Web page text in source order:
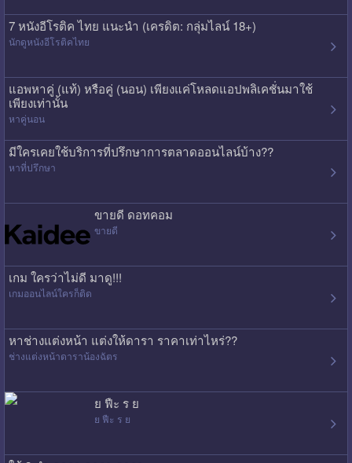
7 หนังอีโรติค ไทย แนะนำ (เครดิต: กลุ่มไลน์ 18+)
นักดูหนังอีโรติคไทย
แอพหาคู่ (แท้) หรือคู่ (นอน) เพียงแค่โหลดแอปพลิเคชั่นมาใช้
เพียงเท่านั้น
หาคู่นอน
มีใครเคยใช้บริการที่ปรึกษาการตลาดออนไลน์บ้าง??
หาที่ปรึกษา
ขายดี ดอทคอม
ขายดี
เกม ใครว่าไม่ดี มาดู!!!
เกมออนไลน์ใครก็ติด
หาช่างแต่งหน้า แต่งให้ดารา ราคาเท่าไหร่??
ช่างแต่งหน้าดาราน้องฉัตร
ย ฟืะ ร ย
ย ฟืะ ร ย